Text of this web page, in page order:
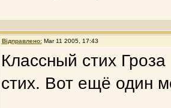
Відправлено: Mar 11 2005, 17:43
Классный стих
стих. Вот ещё один